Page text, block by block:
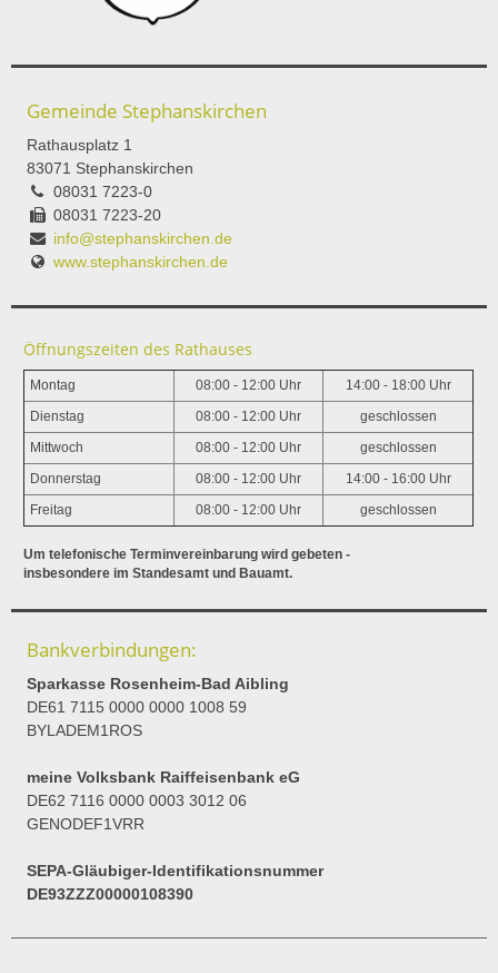
Gemeinde Stephanskirchen
Rathausplatz 1
83071 Stephanskirchen
08031 7223-0
08031 7223-20
info@stephanskirchen.de
www.stephanskirchen.de
Öffnungszeiten des Rathauses
Montag 08:00 - 12:00 Uhr 14:00 - 18:00 Uhr
Dienstag 08:00 - 12:00 Uhr geschlossen
Mittwoch 08:00 - 12:00 Uhr geschlossen
Donnerstag 08:00 - 12:00 Uhr 14:00 - 16:00 Uhr
Freitag 08:00 - 12:00 Uhr geschlossen
Um telefonische Terminvereinbarung wird gebeten -
insbesondere im Standesamt und Bauamt.
Bankverbindungen:
Sparkasse Rosenheim-Bad Aibling
DE61 7115 0000 0000 1008 59
BYLADEM1ROS
meine Volksbank Raiffeisenbank eG
DE62 7116 0000 0003 3012 06
GENODEF1VRR
SEPA-Gläubiger-Identifikationsnummer
DE93ZZZ00000108390